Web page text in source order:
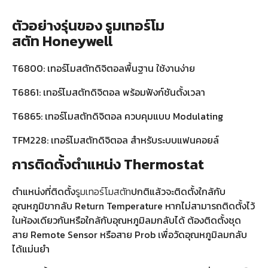
ตัวอย่างรุ่นของรูมเทอร์โม
สตัท Honeywell
T6800: เทอร์โมสตัทดิจิตอลพื้นฐาน ใช้งานง่าย
T6861: เทอร์โมสตัทดิจิตอล พร้อมฟังก์ชันตั้งเวลา
T6865: เทอร์โมสตัทดิจิตอล ควบคุมแบบ Modulating
TFM228: เทอร์โมสตัทดิจิตอล สำหรับระบบแฟนคอยล์
การติดตั้งตำแหน่ง Thermostat
ตำแหน่งที่ติดตั้งรูมเทอร์โมสตัทปกติแล้วจะติดตั้งใกล้กับ
อุณหภูมิขากลับ Return Temperature หากไม่สามารถติดตั้งไว้
ในห้องเดียวกันหรือใกล้กับอุณหภูมิลมกลับได้ ต้องติดตั้งชุด
สาย Remote Sensor หรือสาย Prob เพื่อวัดอุณหภูมิลมกลับ
ได้แม่นยำ